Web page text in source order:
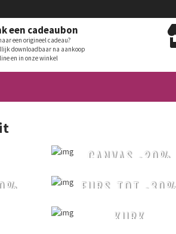
een cadeaubon
een origineel cadeau?
downloadbaar na aankoop
en in onze winkel
CANVAS -20%
FURS TOT -
KURK